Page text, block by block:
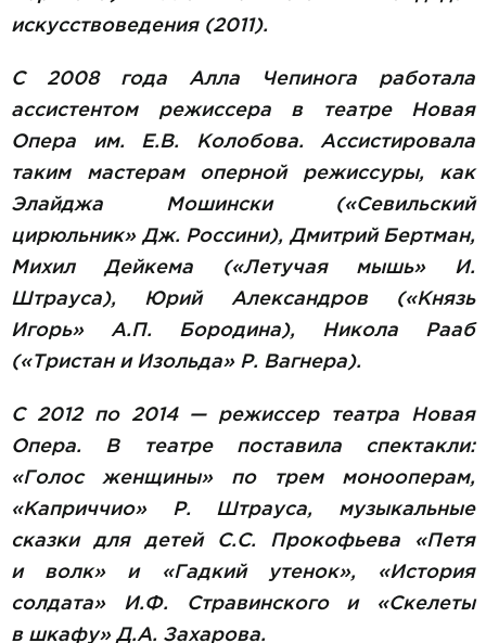
искусствоведения (2011).
С 2008 года Алла Чепинога работала
ассистентом режиссера в театре Новая
Опера им. Е.В. Колобова. Ассистировала
таким мастерам оперной режиссуры, как
Элайджа Мошински («Севильский
цирюльник» Дж. Россини), Дмитрий Бертман,
Михил Дейкема («Летучая мышь» И.
Штрауса), Юрий Александров («Князь
Игорь» А.П. Бородина), Никола Рааб
(«Тристан и Изольда» Р. Вагнера).
С 2012 по 2014 — режиссер театра Новая
Опера. В театре поставила спектакли:
«Голос женщины» по трем монооперам,
«Каприччио» Р. Штрауса, музыкальные
сказки для детей С.С. Прокофьева «Петя
и волк» и «Гадкий утенок», «История
солдата» И.Ф. Стравинского и «Скелеты
в шкафу» Д.А. Захарова.